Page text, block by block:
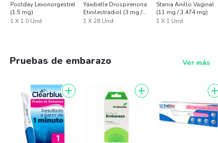
Postday Levonorgestrel
(1.5 mg)
1 X 1.0 Und
Yaxibelle Drospirenona
Etinilestradiol (3 mg /
0.02 mg)
1 X 28 Und
Stania Anillo Vaginal
(11 mg / 3.474 mg)
1 X 1 Und
Pruebas de embarazo Ver más